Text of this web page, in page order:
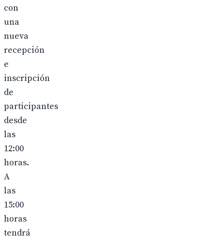
con
una
nueva
recepción
e
inscripción
de
participantes
desde
las
12:00
horas.
A
las
15:00
horas
tendrá